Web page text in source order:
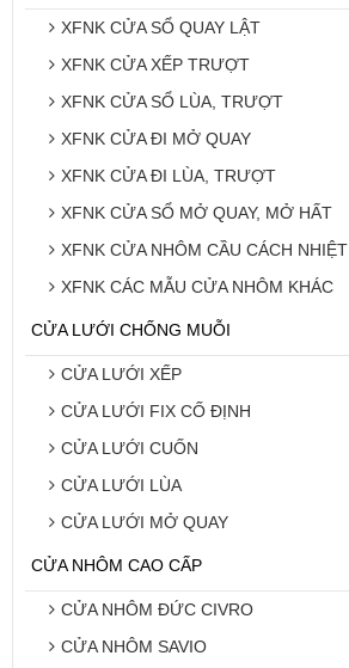
XFNK CỬA SỔ QUAY LẬT
XFNK CỬA XẾP TRƯỢT
XFNK CỬA SỔ LÙA, TRƯỢT
XFNK CỬA ĐI MỞ QUAY
XFNK CỬA ĐI LÙA, TRƯỢT
XFNK CỬA SỔ MỞ QUAY, MỞ HẤT
XFNK CỬA NHÔM CẦU CÁCH NHIỆT
XFNK CÁC MẪU CỬA NHÔM KHÁC
CỬA LƯỚI CHỐNG MUỖI
CỬA LƯỚI XẾP
CỬA LƯỚI FIX CỐ ĐỊNH
CỬA LƯỚI CUỐN
CỬA LƯỚI LÙA
CỬA LƯỚI MỞ QUAY
CỬA NHÔM CAO CẤP
CỬA NHÔM ĐỨC CIVRO
CỬA NHÔM SAVIO